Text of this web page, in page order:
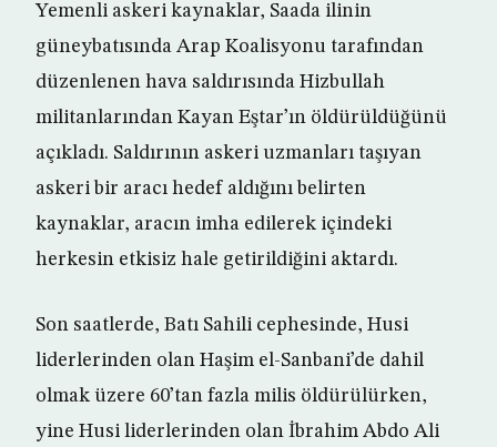
Yemenli askeri kaynaklar, Saada ilinin
güneybatısında Arap Koalisyonu tarafından
düzenlenen hava saldırısında Hizbullah
militanlarından Kayan Eştar’ın öldürüldüğünü
açıkladı. Saldırının askeri uzmanları taşıyan
askeri bir aracı hedef aldığını belirten
kaynaklar, aracın imha edilerek içindeki
herkesin etkisiz hale getirildiğini aktardı.
Son saatlerde, Batı Sahili cephesinde, Husi
liderlerinden olan Haşim el-Sanbani’de dahil
olmak üzere 60’tan fazla milis öldürülürken,
yine Husi liderlerinden olan İbrahim Abdo Ali